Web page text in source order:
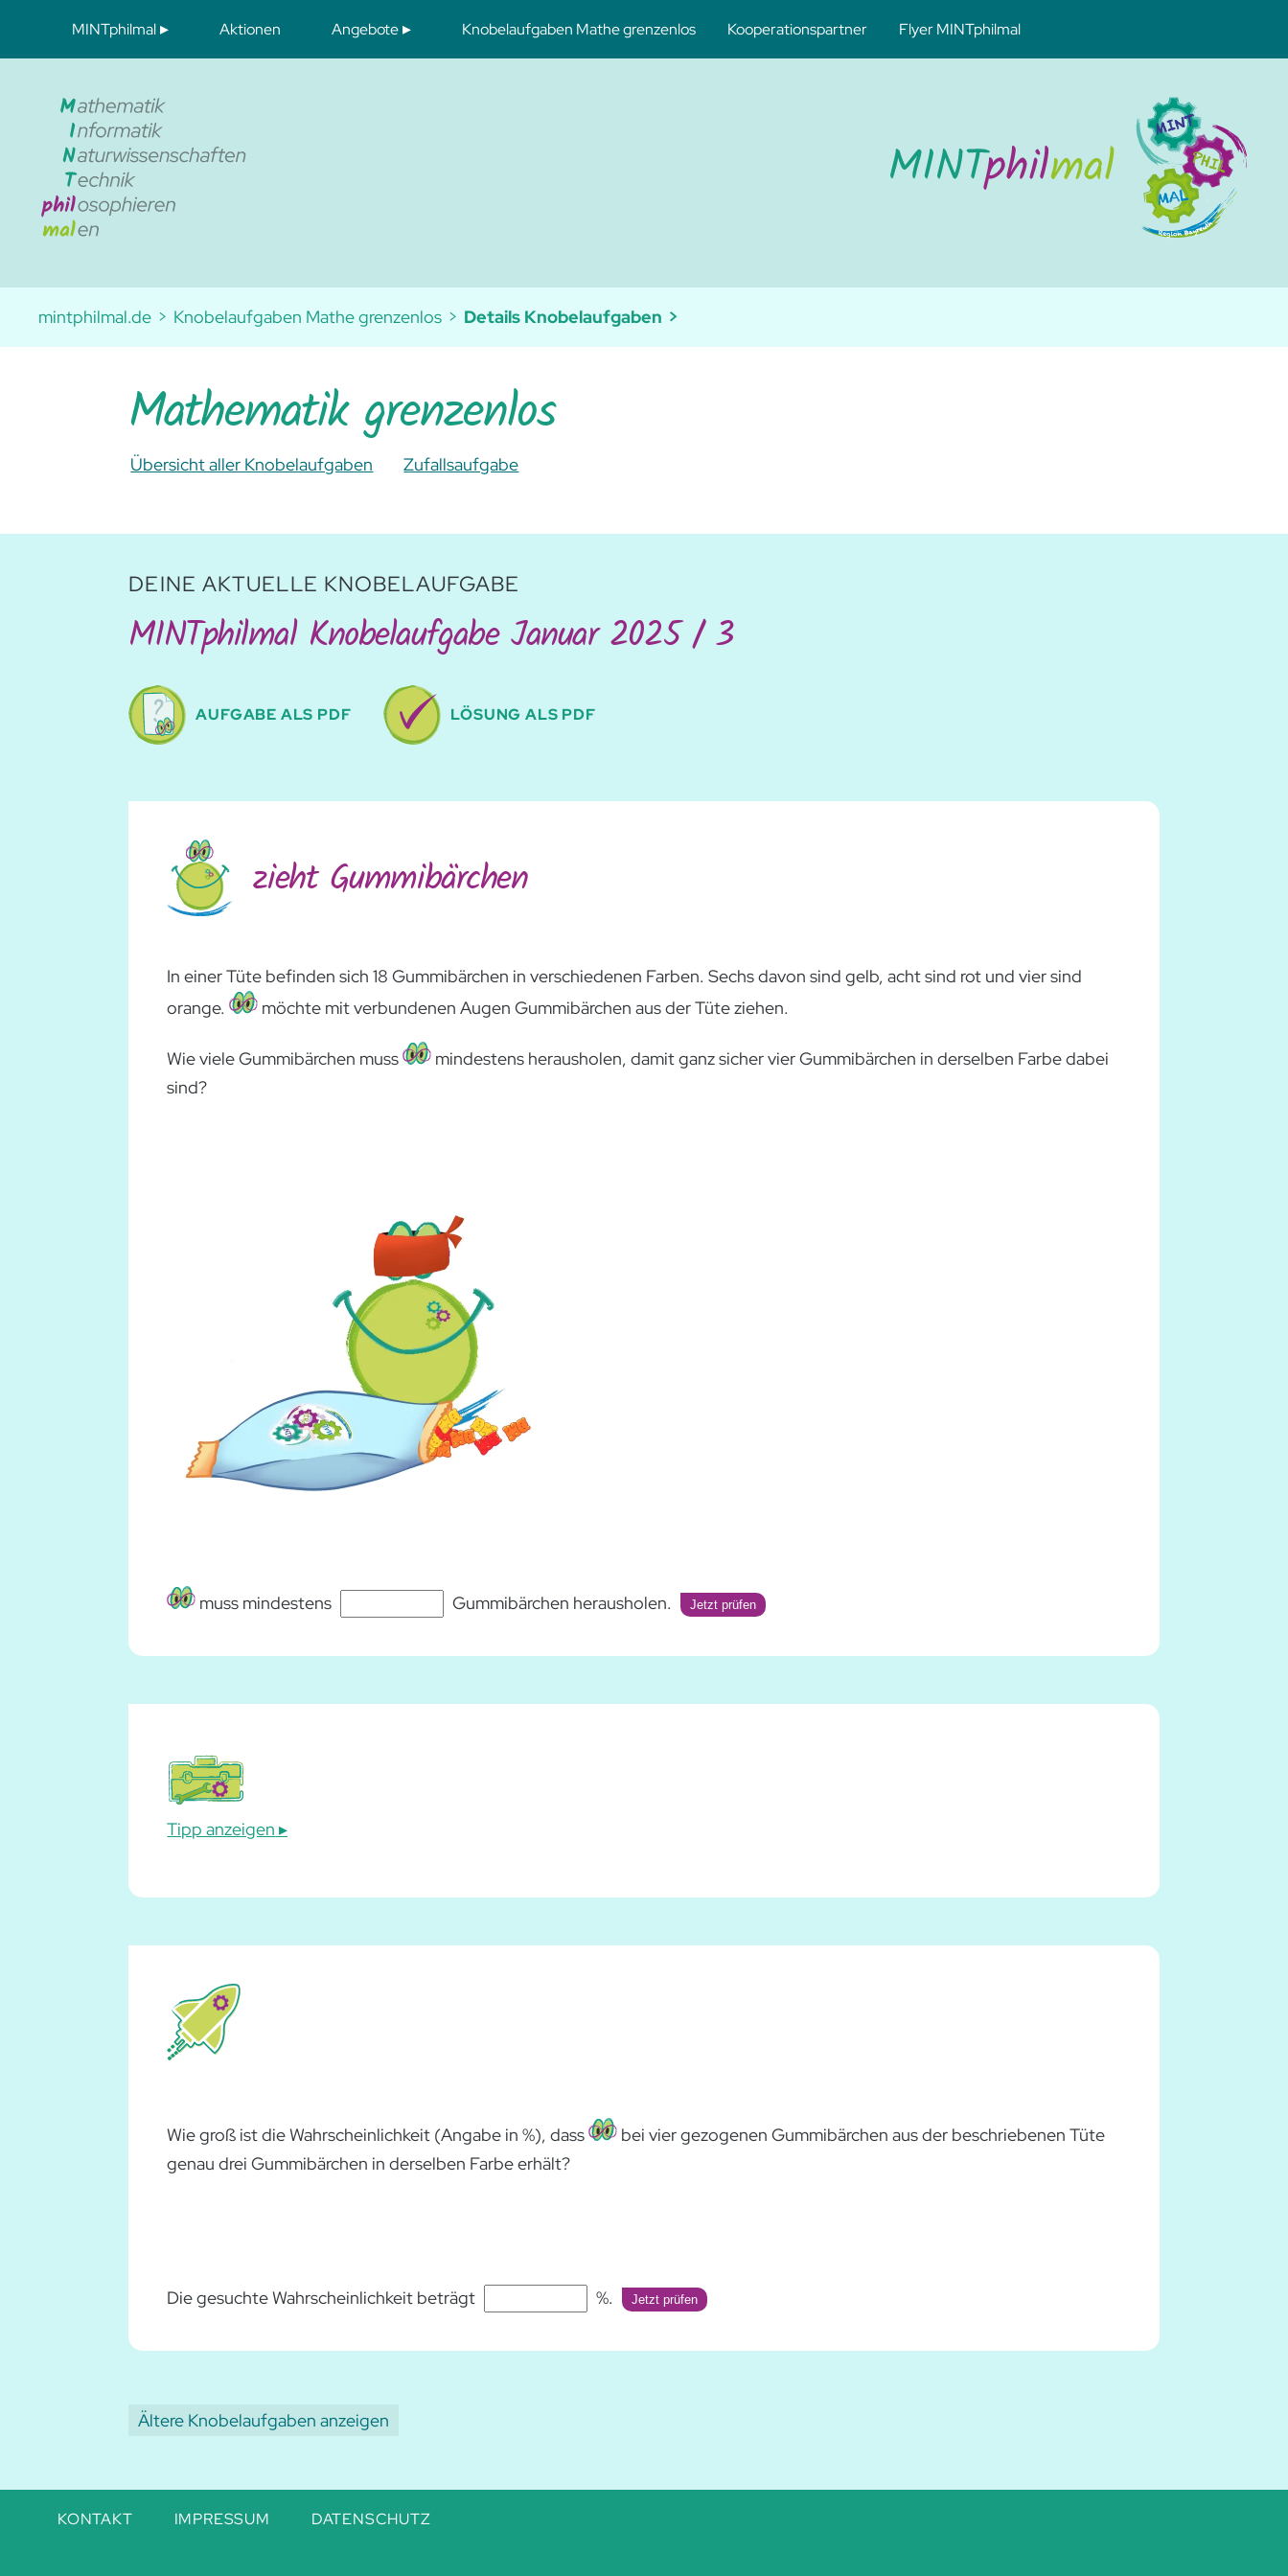
überspringen
MINTphilmal
Konzeption und Entwicklung
Werden Sie Mitglied
Matheteam Bayreuth
Aktuelles
Schule – und dann?
Aktionen Angebote Knobelaufgaben Mathe grenzenlos Kooperationspartner Flyer MINTphilmal
mintphilmal.de Knobelaufgaben Mathe grenzenlos Details Knobelaufgaben
Mathematik grenzenlos
Übersicht aller Knobelaufgaben Zufallsaufgabe
DEINE AKTUELLE KNOBELAUFGABE
MINTphilmal Knobelaufgabe Januar 2025 / 3
AUFGABE ALS PDF LÖSUNG ALS PDF
zieht Gummibärchen
In einer Tüte befinden sich 18 Gummibärchen in verschiedenen Farben. Sechs davon sind gelb, acht sind rot und vier sind
orange.
möchte mit verbundenen Augen Gummibärchen aus der Tüte ziehen.
Wie viele Gummibärchen muss
mindestens herausholen, damit ganz sicher vier Gummibärchen in derselben Farbe dabei
sind?
muss mindestens Gummibärchen herausholen. Jetzt prüfen
Tipp anzeigen
Wie groß ist die Wahrscheinlichkeit (Angabe in %), dass
bei vier gezogenen Gummibärchen aus der beschriebenen Tüte
genau drei Gummibärchen in derselben Farbe erhält?
Die gesuchte Wahrscheinlichkeit beträgt %. Jetzt prüfen
Ältere Knobelaufgaben anzeigen
überspringen
KONTAKT IMPRESSUM DATENSCHUTZ